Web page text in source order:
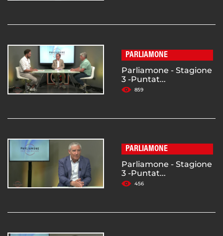
PARLIAMONE
Parliamone - Stagione
3 -Puntat...
859
PARLIAMONE
Parliamone - Stagione
3 -Puntat...
456